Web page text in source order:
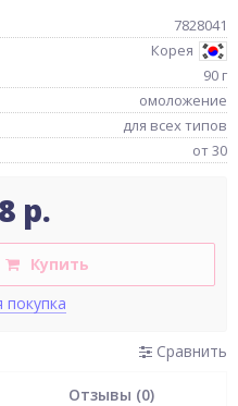
7828041
Корея
90 г
омоложение
для всех типов
от 30
р.
Купить
покупка
Сравнить
Отзывы (0)